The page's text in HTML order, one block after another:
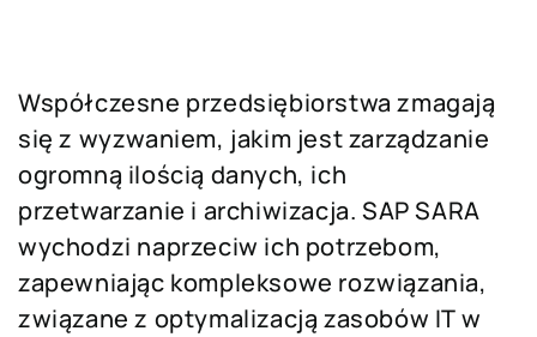
Współczesne przedsiębiorstwa zmagają
się z wyzwaniem, jakim jest zarządzanie
ogromną ilością danych, ich
przetwarzanie i archiwizacja. SAP SARA
wychodzi naprzeciw ich potrzebom,
zapewniając kompleksowe rozwiązania,
związane z optymalizacją zasobów IT w